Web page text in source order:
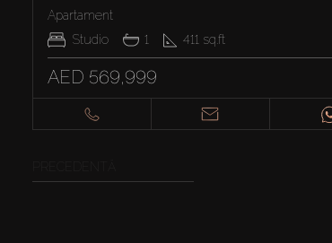
Apartament
Studio
1 411 sq.ft
AED 569,999